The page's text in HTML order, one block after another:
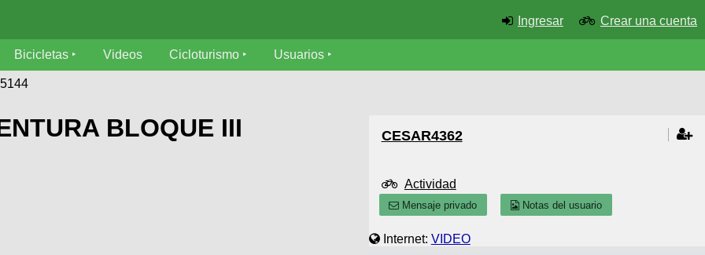
Ingresar Crear una cuenta
Bicicletas Videos Cicloturismo Usuarios
BLOQUE III CESAR4362
Actividad
Mensaje privado Notas del usuario
Internet: VIDEO